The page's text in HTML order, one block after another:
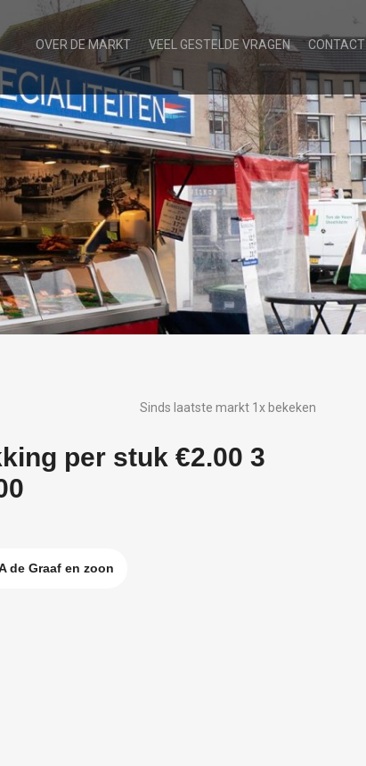
OVER DE MARKT VEEL GESTELDE VRAGEN CONTACT
Sinds laatste markt 1x bekeken
per stuk €2.00 3
de Graaf en zoon